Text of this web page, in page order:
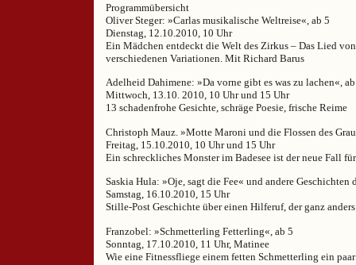
Programmübersicht
Oliver Steger: »Carlas musikalische Weltreise«, ab 5
Dienstag, 12.10.2010, 10 Uhr
Ein Mädchen entdeckt die Welt des Zirkus – Das Lied
verschiedenen Variationen. Mit Richard Barus
Adelheid Dahimene: »Da vorne gibt es was zu lachen«,
Mittwoch, 13.10. 2010, 10 Uhr und 15 Uhr
13 schadenfrohe Gesichte, schräge Poesie, frische Reime
Christoph Mauz. »Motte Maroni und die Flossen des
Freitag, 15.10.2010, 10 Uhr und 15 Uhr
Ein schreckliches Monster im Badesee ist der neue Fall
Saskia Hula: »Oje, sagt die Fee« und andere Geschichten
Samstag, 16.10.2010, 15 Uhr
Stille-Post Geschichte über einen Hilferuf, der ganz
Franzobel: »Schmetterling Fetterling«, ab 5
Sonntag, 17.10.2010, 11 Uhr, Matinee
Wie eine Fitnessfliege einem fetten Schmetterling ein